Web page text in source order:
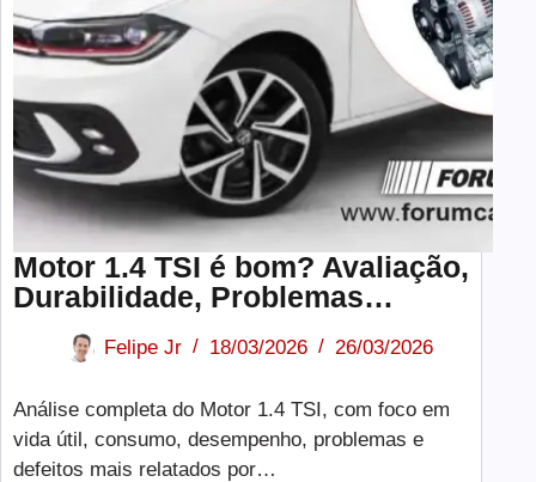
Motor 1.4 TSI é bom? Avaliação,
Durabilidade, Problemas…
Felipe Jr 18/03/2026 26/03/2026
Análise completa do Motor 1.4 TSI, com foco em
vida útil, consumo, desempenho, problemas e
defeitos mais relatados por…